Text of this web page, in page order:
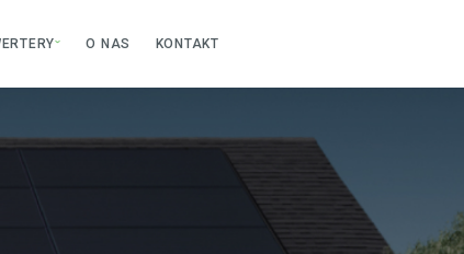
O NAS KONTAKT